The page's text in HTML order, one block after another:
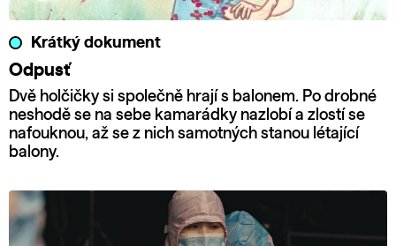
Krátký dokument
Odpusť
Dvě holčičky si společně hrají s balonem. Po drobné
neshodě se na sebe kamarádky nazlobí a zlostí se
nafouknou, až se z nich samotných stanou létající
balony.